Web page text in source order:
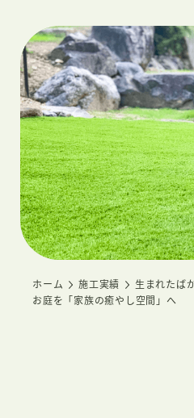
ホーム 施工実績
生まれたば
お庭を「家族の癒やし空間」へ